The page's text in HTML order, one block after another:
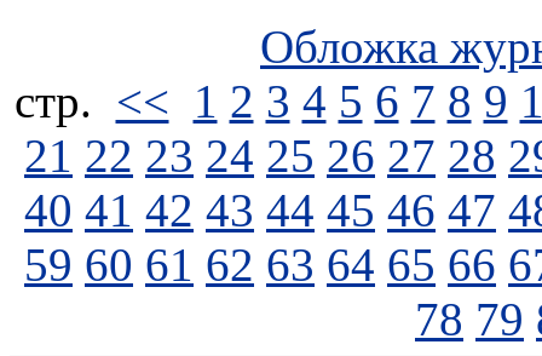
Обложка
стp. << 1 2 3 4 5 6 7 8 9
21 22 23 24 25 26 27 28
40 41 42 43 44 45 46 47
59 60 61 62 63 64 65 66
78 79